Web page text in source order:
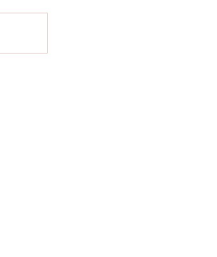
uma...